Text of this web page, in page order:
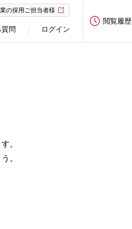
の採用ご担当者様
問 ログイン
閲覧履歴
。
。